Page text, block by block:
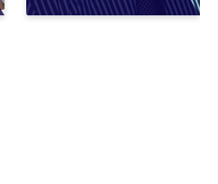
SÉCURISER LA